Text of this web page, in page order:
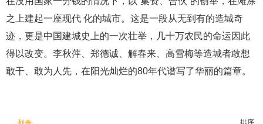
之上建起一座现代 化的城市。这是一段从无到有的造城奇
迹，更是中国建城史上的一次壮举，几十万农民的命运因此
得以改变。李秋萍、郑德诚、解春来、高雪梅等造城者敢想
敢干、敢为人先，在阳光灿烂的80年代谱写了华丽的篇章。
排序